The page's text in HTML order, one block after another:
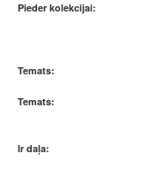
Pieder kolekcijai:
Temats:
Temats:
Ir daļa: